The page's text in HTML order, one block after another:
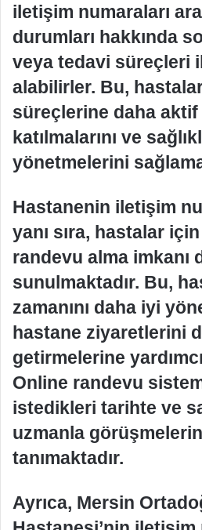
iletişim numaraları
durumları hakkında
veya tedavi süreçleri
alabilirler. Bu,
süreçlerine daha
katılmalarını ve
yönetmelerini
Hastanenin iletişim
yanı sıra, hastalar
randevu alma imkanı
sunulmaktadır. Bu,
zamanını daha iyi
hastane ziyaretlerini
getirmelerine
Online randevu
istedikleri tarihte ve
uzmanla
tanımaktadır.
Ayrıca, Mersin